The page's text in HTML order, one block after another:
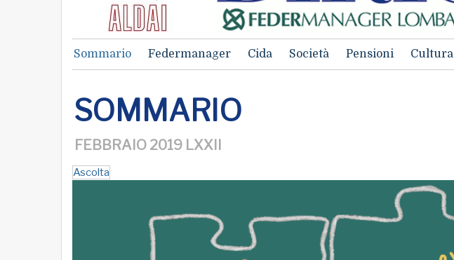
Sommario Federmanager Cida Società Pensioni Cultura
SOMMARIO
FEBBRAIO 2019 LXXII
Ascolta